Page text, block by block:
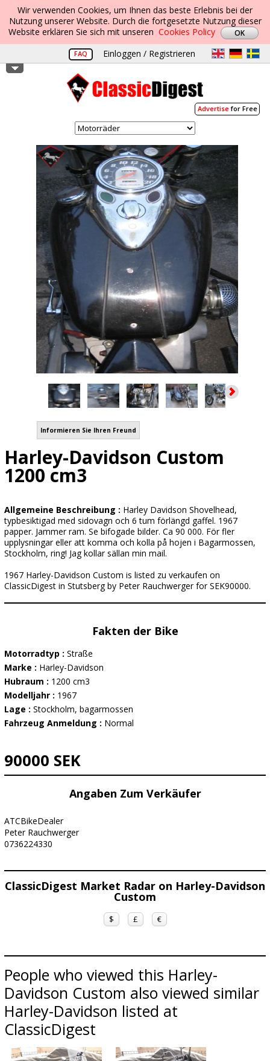
Wir verwenden Cookies, um Ihnen das beste Erlebnis bei der
Nutzung unserer Website. Durch die fortgesetzte Nutzung dieser
Website erklären Sie sich mit unseren Cookies Policy
FAQ Einloggen / Registrieren
Advertisefor Free
Informieren Sie Ihren Freund
Harley-Davidson Custom
1200 cm3
Allgemeine Beschreibung : Harley Davidson Shovelhead,
typbesiktigad med sidovagn och 6 tum förlängd gaffel. 1967
papper. Jammer ram. Se bifogade bilder. Ca 90 000. För fler
upplysningar eller att komma och kolla på hojen i Bagarmossen,
Stockholm, ring! Jag kollar sällan min mail.
1967 Harley-Davidson Custom is listed zu verkaufen on
ClassicDigest in Stutsberg by Peter Rauchwerger for SEK90000.
Fakten der Bike
Motorradtyp : Straße
Marke : Harley-Davidson
Hubraum : 1200 cm3
Modelljahr : 1967
Lage : Stockholm, bagarmossen
Fahrzeug Anmeldung : Normal
90000 SEK
Angaben Zum Verkäufer
ATCBikeDealer
Peter Rauchwerger
0736224330
ClassicDigest Market Radar on Harley-Davidson
Custom
$ £ €
People who viewed this Harley-
Davidson Custom also viewed similar
Harley-Davidson listed at
ClassicDigest